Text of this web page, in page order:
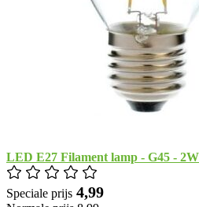
LED E27 Filament lamp - G45 -
Speciale prijs ​ 4,99